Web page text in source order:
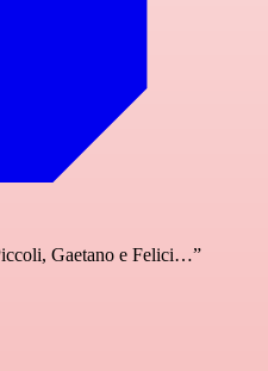
Gaetano e Felici…”